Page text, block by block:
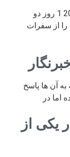
چهارشنبه 31 شهریور 89 / 22 سپتامبر 2010 1 روز دو
را از سفرات
آن ها پاسخ
اما در
یکی از